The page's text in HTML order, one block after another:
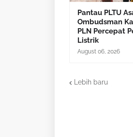
Pantau PLTU
Ombudsman
PLN Percepat
Listrik
August 06, 2026
Lebih baru